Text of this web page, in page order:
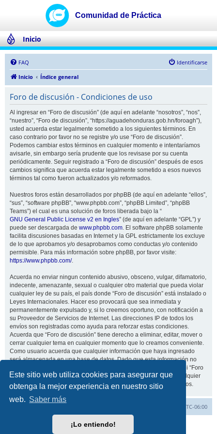
Este sitio web utiliza cookies para asegurar que
obtenga la mejor experiencia en nuestro sitio
web. Saber más
¡Lo entiendo!
Inicio
FAQ
Identificarse
Inicio
Índice general
Foro de discusión - Condiciones de uso
Al ingresar en “Foro de discusión” (de aquí en adelante “nosotros”, “nos”,
“nuestro”, “Foro de discusión”, “https://aguadehonduras.gob.hn/foroagh”),
usted acuerda estar legalmente sometido a los siguientes términos. En
caso contrario por favor no se registre y/o use “Foro de discusión”.
Podemos cambiar estos términos en cualquier momento e intentaríamos
avisarle, sin embargo sería prudente que los revisase por su cuenta
periódicamente. Seguir registrado a “Foro de discusión” después de esos
cambios significa que acuerda estar legalmente sometido a esos nuevos
términos tal como fueron actualizados y/o reformados.
Nuestros foros están desarrollados por phpBB (de aquí en adelante “ellos”,
“sus”, “software phpBB”, “www.phpbb.com”, “phpBB Limited”, “phpBB
Teams”) el cual es una solución de foros liberada bajo la “
GNU General Public License v2 en Ingles” (de aquí en adelante “GPL”) y
puede ser descargada de www.phpbb.com. El software phpBB solamente
facilita discusiones basadas en Internet y la GPL estrictamente los excluye
de lo que aprobamos y/o desaprobamos como conductas y/o contenido
permisible. Para más información sobre phpBB, por favor visite:
https://www.phpbb.com/.
Acuerda no enviar ningun contenido abusivo, obsceno, vulgar, difamatorio,
indecente, amenazante, sexual o cualquier otro material que pueda violar
cualquier ley de su país, el país donde “Foro de discusión” está instalado o
Leyes Internacionales. Hacer eso provocará que sea inmediata y
permanentemente expulsado y, si lo creemos oportuno, con notificación a
su Proveedor de Servicios de Internet. Las direcciones IP de todos los
envíos son registradas como ayuda para reforzar estas condiciones.
Acuerda que “Foro de discusión” tiene derecho a eliminar, editar, mover o
cerrar cualquier tema en cualquier momento que lo creamos conveniente.
Como usuario acuerda que cualquier información que haya ingresado
será almacenada en una base de datos. Dado que esta información no
será compartida con ninguna tercera parte sin su consentimiento, ni “Foro
de discusión” ni phpBB podrán considerarse responsables por cualquier
intento de hacking que conlleve a que los datos sean comprometidos.
UTC-06:00
Desarrollado porphpBB® Forum Software © phpBB Limited